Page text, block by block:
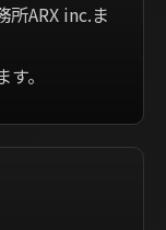
所ARX inc.ま
。